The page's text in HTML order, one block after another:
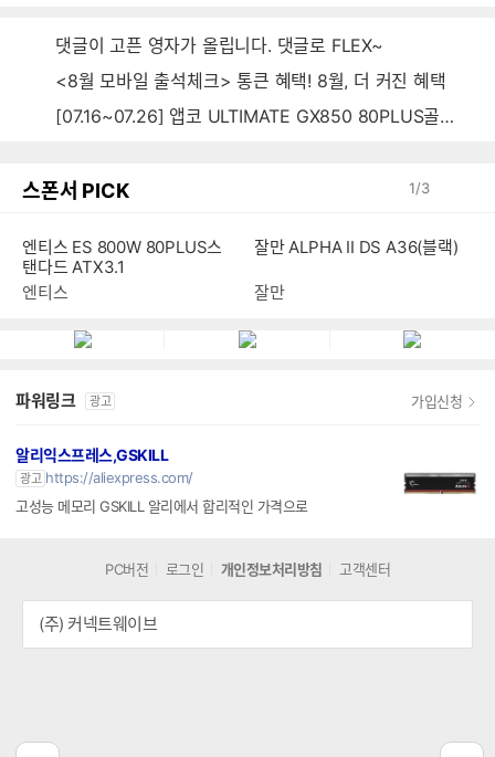
댓글이 고픈 영자가 올립니다. 댓글로 FLEX~
<8월 모바일 출석체크> 통큰 혜택! 8월, 더 커진 혜택
[07.16~07.26] 앱코 ULTIMATE GX850 80PLUS골드 풀모듈러 ATX3.0 블랙
스폰서 PICK 1/3
엔티스 ES 800W 80PLUS스
탠다드 ATX3.1
엔티스
잘만 ALPHA II DS A36(블랙)
잘만
파워링크 광고 가입신청
알리익스프레스,GSKILL
광고 https://aliexpress.com/
고성능 메모리 GSKILL 알리에서 합리적인 가격으로
PC버전 로그인 개인정보처리방침 고객센터
(주) 커넥트웨이브